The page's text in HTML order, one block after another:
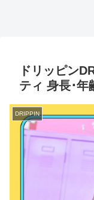
ドリッピン
ティ 身長･年
DRIPPIN